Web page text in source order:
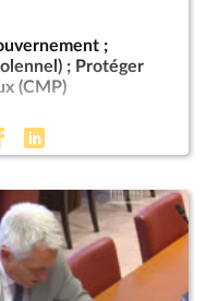
;
; Protéger
(CMP)